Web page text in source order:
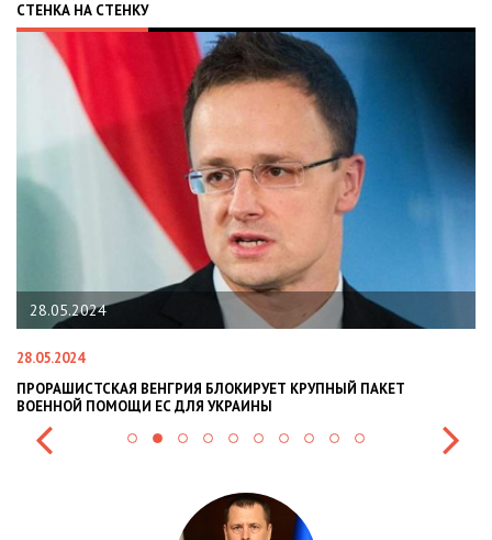
СТЕНКА НА СТЕНКУ
ПАКЕТ
22.01.2024
НАЦПОЛІЦІЯ ЛЯКАЄ ГРОМАДЯН ПОГІРШЕННЯМ
СИТУАЦІЇ В РАЗІ МОБІЛІЗАЦІЇ ПОЛІЦІЯНТІВ НА